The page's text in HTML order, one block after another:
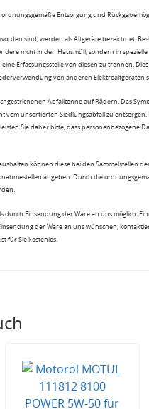
Entsorgung und
sind, werden als Altgeräte bezeichnet.
nicht in den Hausmüll, sondern in
Erfassungsstelle von diesen zu trennen.
von anderen Elektroaltgeräten
Abfalltonne auf Rädern. Das
vom unsortierten Siedlungsabfall zu
Sie daher bitte, dass personenbezogene
können diese bei den
abgeben. Durch die
durch Einsendung der Ware an uns möglich.
der Ware an uns wünschen,
für Sie kostenlos.